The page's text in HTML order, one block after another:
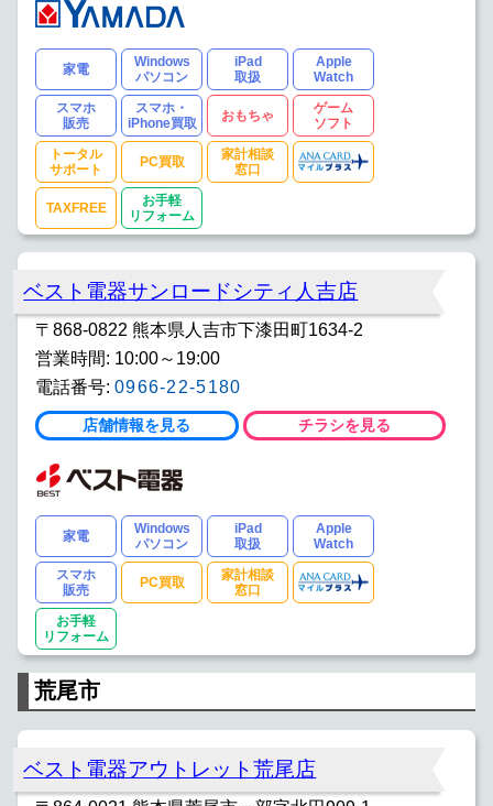
家電
Windows
パソコン
iPad
取扱
Apple
Watch
スマホ
販売
スマホ・
iPhone買取
おもちゃ
ゲーム
ソフト
トータル
サポート
PC買取
家計相談
窓口
TAXFREE
お手軽
リフォーム
ベスト電器サンロードシティ人吉店
〒868-0822 熊本県人吉市下漆田町1634-2
営業時間: 10:00～19:00
電話番号: 0966-22-5180
店舗情報を見る チラシを見る
家電
Windows
パソコン
iPad
取扱
Apple
Watch
スマホ
販売
PC買取
家計相談
窓口
お手軽
リフォーム
荒尾市
ベスト電器アウトレット荒尾店